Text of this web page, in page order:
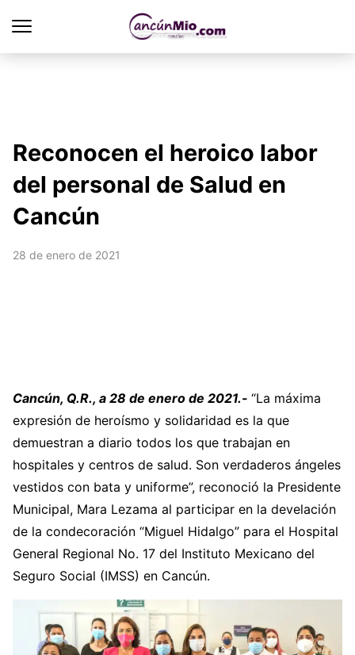
Reconocen el heroico labor
del personal de Salud en
Cancún
28 de enero de 2021
Cancún, Q.R., a 28 de enero de 2021.- “La máxima
expresión de heroísmo y solidaridad es la que
demuestran a diario todos los que trabajan en
hospitales y centros de salud. Son verdaderos ángeles
vestidos con bata y uniforme”, reconoció la Presidente
Municipal, Mara Lezama al participar en la develación
de la condecoración “Miguel Hidalgo” para el Hospital
General Regional No. 17 del Instituto Mexicano del
Seguro Social (IMSS) en Cancún.